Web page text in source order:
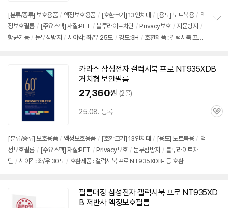
[분류/종류] 보호용품 / 액정보호용품 / [호환크기] 13인치대 / [용도] 노트북용 / 액
정보호필름 / [주요스펙] 재질:PET / 블루라이트차단 / Privacy보호 / 지문방지 /
항균기능 / 눈부심방지 / 시야각: 좌/우 25도 / 경도:3H / 호환제품 : 갤럭시북 프로
카라스 삼성전자 갤럭시북 프로 NT935XDB
거치형 보안필름
27,360원 (2몰)
25.08. 등록
관
[분류/종류] 보호용품 / 액정보호용품 / [호환크기] 13인치대 / [용도] 노트북용 / 액
정보호필름 / [주요스펙] 재질:PET / Privacy보호 / 눈부심방지 / 블루라이트차
단 / 시야각: 좌/우 30도 / 호환제품 : 갤럭시북 프로 NT935XDB- 등 호환
필름대장 삼성전자 갤럭시북 프로 NT935XD
B 저반사 액정보호필름